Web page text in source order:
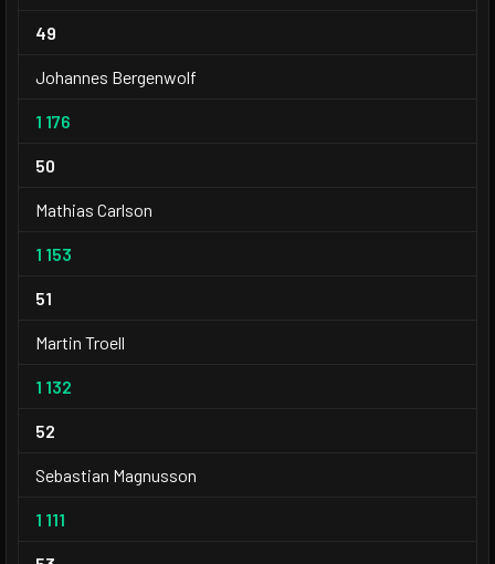
49
Johannes Bergenwolf
1 176
50
Mathias Carlson
1 153
51
Martin Troell
1 132
52
Sebastian Magnusson
1 111